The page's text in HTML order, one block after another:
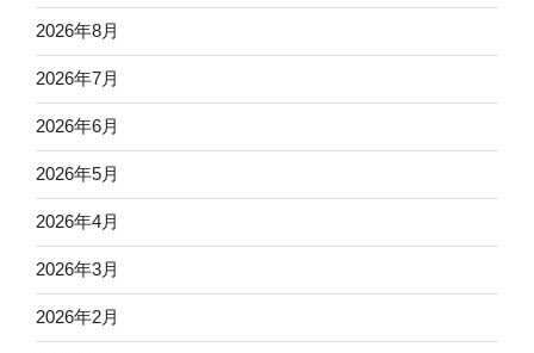
2026年8月
2026年7月
2026年6月
2026年5月
2026年4月
2026年3月
2026年2月